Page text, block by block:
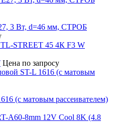
3 Вт, d=46 мм, СТРОБ
Цена по запросу
(с матовым рассеивателем)